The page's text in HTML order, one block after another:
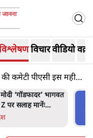
विचारवीडियो
कमेटी पीएसी इस महीने
का माफीनामाः ये
की बात है